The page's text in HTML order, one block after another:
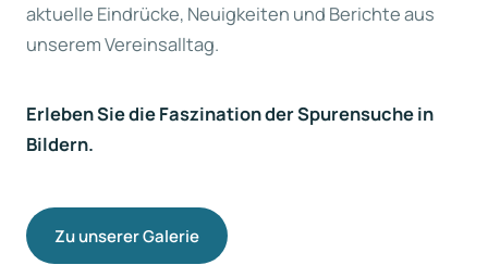
aktuelle Eindrücke, Neuigkeiten und Berichte aus
unserem Vereinsalltag.
Erleben Sie die Faszination der Spurensuche in
Bildern.
Zu unserer Galerie